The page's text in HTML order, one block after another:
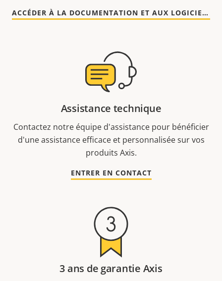
ACCÉDER À LA DOCUMENTATION ET AUX LOGICIELS
Assistance technique
Contactez notre équipe d'assistance pour bénéficier
d'une assistance efficace et personnalisée sur vos
produits Axis.
ENTRER EN CONTACT
3 ans de garantie Axis